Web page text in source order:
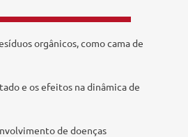
orgânicos, como cama de
e os efeitos na dinâmica de
de doenças